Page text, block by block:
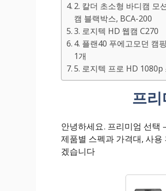
2. 칼더 초소형 바디캠 모
캠 블랙박스, BCA-200
3. 로지텍 HD 웹캠 C270
4. 플랜40 푸에고모던 캠
1개
5. 로지텍 프로 HD
프
안녕하세요. 프리미엄 선택
제품별 스펙과 가격대, 사
겠습니다